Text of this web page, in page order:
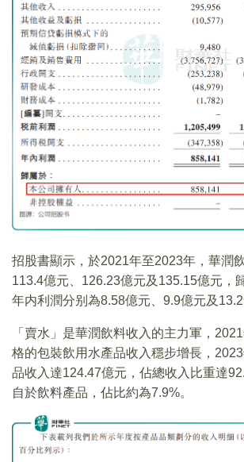
招股書顯示，於2021年至2023年，華潤
113.4億元、126.23億元及135.15億元，
年内利潤分别為8.58億元、9.9億元及
「賣水」是華潤飲料收入的主力軍，
格的包裝飲用水產品收入穩步增長，
品收入達124.47億元，佔總收入比重達
自於飲料產品，佔比約為7.9%。